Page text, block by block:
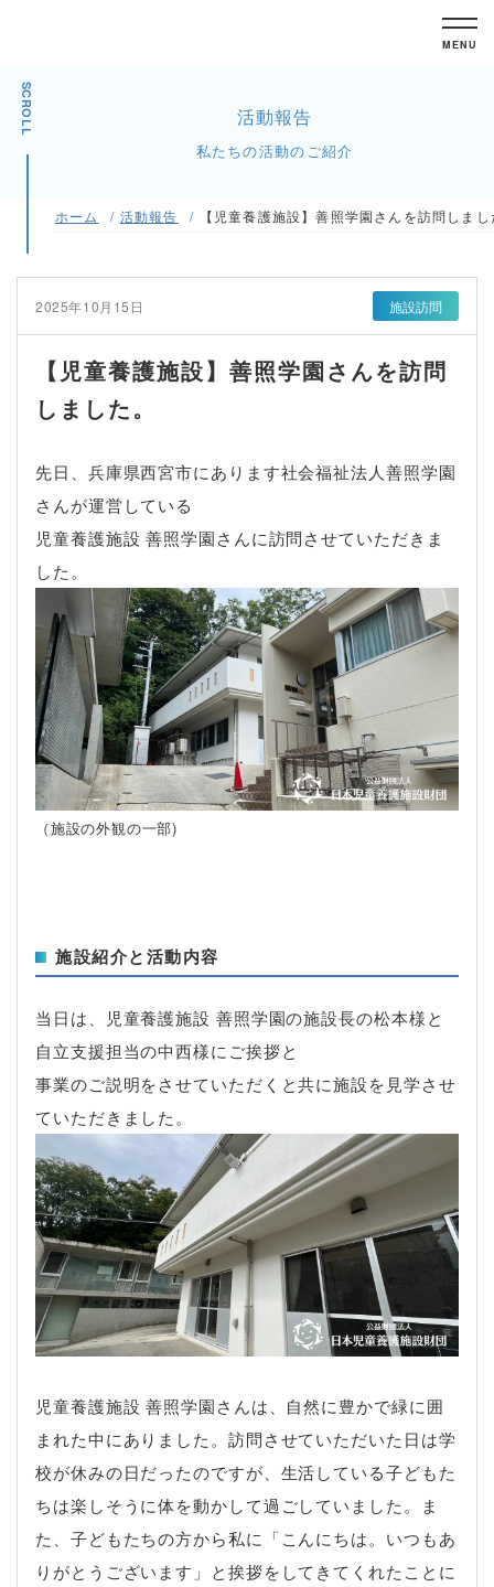
MENU
SCROLL 活動報告
私たちの活動のご紹介
ホーム 活動報告 【児童養護施設】善照学園さんを訪問しま
2025年10月15日 施設訪問
【児童養護施設】善照学園さんを訪問
しました。
先日、兵庫県西宮市にあります社会福祉法人善照学園
さんが運営している
児童養護施設 善照学園さんに訪問させていただきま
した。
（施設の外観の一部)
施設紹介と活動内容
当日は、児童養護施設 善照学園の施設長の松本様と
自立支援担当の中西様にご挨拶と
事業のご説明をさせていただくと共に施設を見学させ
ていただきました。
児童養護施設 善照学園さんは、自然に豊かで緑に囲
まれた中にありました。訪問させていただいた日は学
校が休みの日だったのですが、生活している子どもた
ちは楽しそうに体を動かして過ごしていました。ま
た、子どもたちの方から私に「こんにちは。いつもあ
りがとうございます」と挨拶をしてきてくれたことに